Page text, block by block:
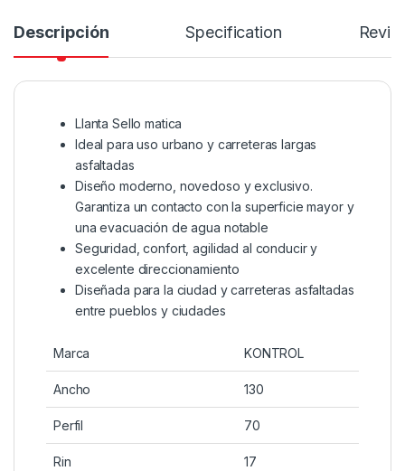
Descripción Specification
Llanta Sello matica
Ideal para uso urbano y carreteras largas
asfaltadas
Diseño moderno, novedoso y exclusivo.
Garantiza un contacto con la superficie mayor y
una evacuación de agua notable
Seguridad, confort, agilidad al conducir y
excelente direccionamiento
Diseñada para la ciudad y carreteras asfaltadas
entre pueblos y ciudades
Marca KONTROL
Ancho 130
Perfil 70
Rin 17